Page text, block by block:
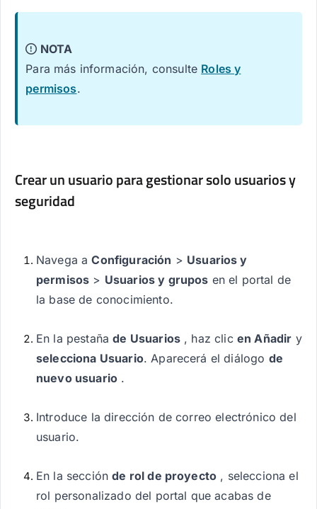
NOTA
Para más información, consulte Roles y
permisos.
Crear un usuario para gestionar solo usuarios y
seguridad
Navega aConfiguración > Usuarios y
permisos > Usuarios y grupos en el portal de
la base de conocimiento.
En la pestañade Usuarios , haz clic en Añadir y
selecciona Usuario. Aparecerá el diálogo de
nuevo usuario .
Introduce la dirección de correo electrónico del
usuario.
En la secciónde rol de proyecto , selecciona el
rol personalizado del portal que acabas de